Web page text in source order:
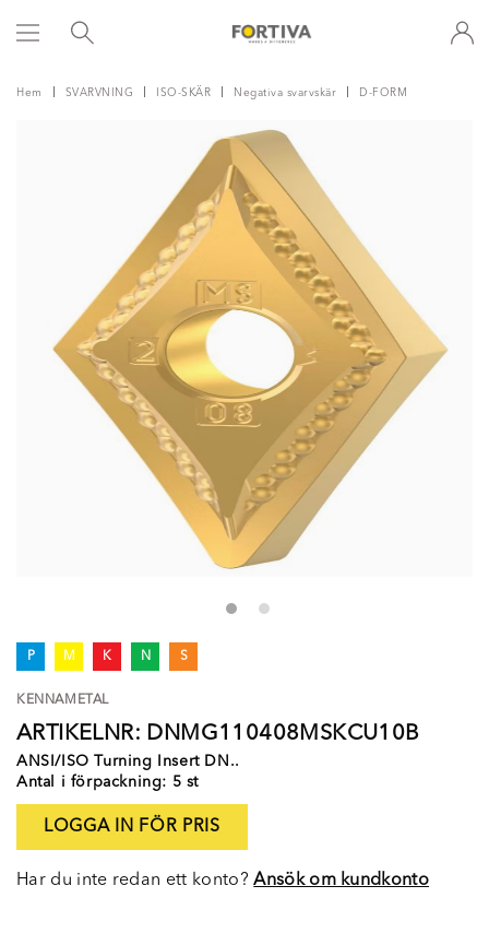
Hem SVARVNING ISO-SKÄR Negativa svarvskär D-FORM
P M K N S
KENNAMETAL
ARTIKELNR: DNMG110408MSKCU10B
ANSI/ISO Turning Insert DN..
Antal i förpackning: 5 st
LOGGA IN FÖR PRIS
Har du inte redan ett konto?Ansök om kundkonto